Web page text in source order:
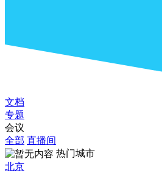
文档
专题
会议
全部 直播间
热门城市
北京